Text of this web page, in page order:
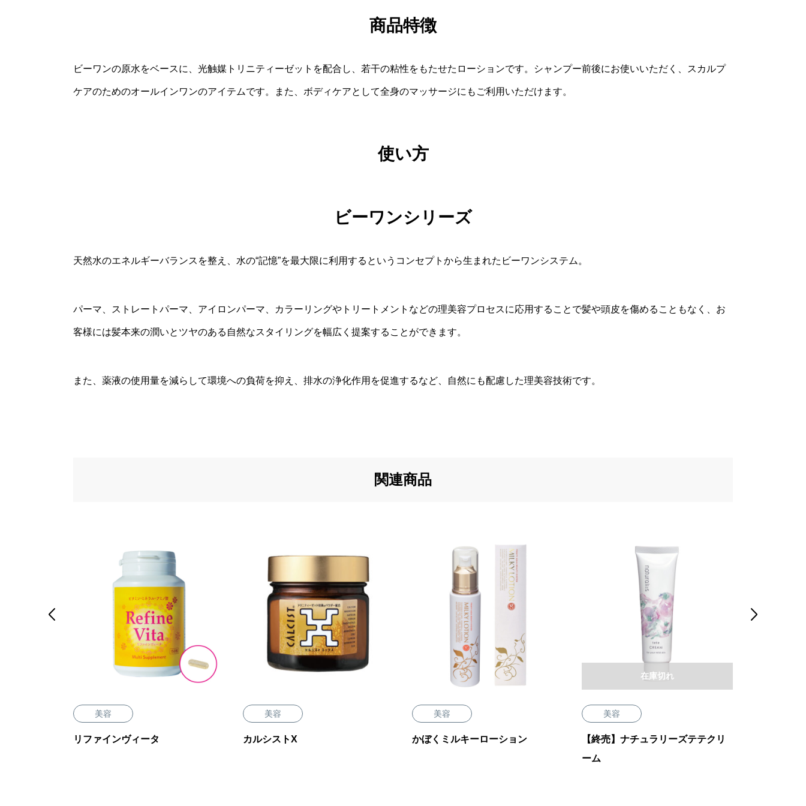
商品特徴
ビーワンの原水をベースに、光触媒トリニティーゼットを配合し、若干の粘性をもたせたローションです。シャンプー前後にお使いいただく、スカルプ
ケアのためのオールインワンのアイテムです。また、ボディケアとして全身のマッサージにもご利用いただけます。
使い方
ビーワンシリーズ
天然水のエネルギーバランスを整え、水の“記憶”を最大限に利用するというコンセプトから生まれたビーワンシステム。
パーマ、ストレートパーマ、アイロンパーマ、カラーリングやトリートメントなどの理美容プロセスに応用することで髪や頭皮を傷めることもなく、お
客様には髪本来の潤いとツヤのある自然なスタイリングを幅広く提案することができます。
また、薬液の使用量を減らして環境への負荷を抑え、排水の浄化作用を促進するなど、自然にも配慮した理美容技術です。
関連商品
美容
リファインヴィータ
美容
カルシストX
美容
かぼくミルキーローション
美容
【終売】ナチュラリーズテテクリ
ーム
在庫切れ
 